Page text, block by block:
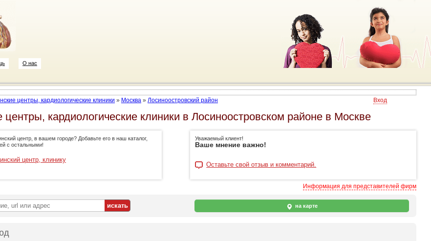
О нас
центры, кардиологические клиники » Москва » Лосиноостровский район Вход
кардиологические клиники в Лосиноостровском районе в Москве
центр, в вашем городе? Добавьте его в наш каталог,
с остальными!
центр, клинику
Уважаемый клиент!
Ваше мнение важно!
Оставьте свой отзыв и комментарий.
Информация для представителей фирм
на карте